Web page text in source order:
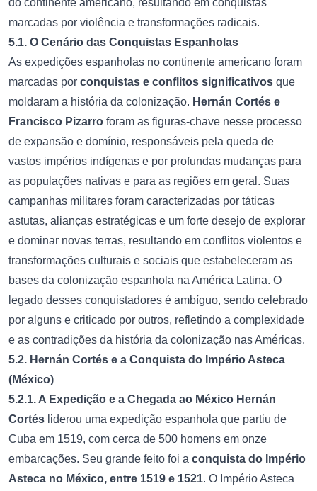
do continente americano, resultando em conquistas
marcadas por violência e transformações radicais.
5.1. O Cenário das Conquistas Espanholas
As expedições espanholas no continente americano foram
marcadas por conquistas e conflitos significativos que
moldaram a história da colonização. Hernán Cortés e
Francisco Pizarro foram as figuras-chave nesse processo
de expansão e domínio, responsáveis pela queda de
vastos impérios indígenas e por profundas mudanças para
as populações nativas e para as regiões em geral. Suas
campanhas militares foram caracterizadas por táticas
astutas, alianças estratégicas e um forte desejo de explorar
e dominar novas terras, resultando em conflitos violentos e
transformações culturais e sociais que estabeleceram as
bases da colonização espanhola na América Latina. O
legado desses conquistadores é ambíguo, sendo celebrado
por alguns e criticado por outros, refletindo a complexidade
e as contradições da história da colonização nas Américas.
5.2. Hernán Cortés e a Conquista do Império Asteca
(México)
5.2.1. A Expedição e a Chegada ao México Hernán
Cortés liderou uma expedição espanhola que partiu de
Cuba em 1519, com cerca de 500 homens em onze
embarcações. Seu grande feito foi a conquista do Império
Asteca no México, entre 1519 e 1521. O Império Asteca